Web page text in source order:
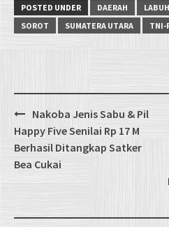
POSTED UNDER DAERAH
SOROT
SUMATERA UTARA TNI-
Post
navigation
Nakoba Jenis Sabu & Pil
Happy Five Senilai Rp 17 M
Berhasil Ditangkap Satker
Bea Cukai